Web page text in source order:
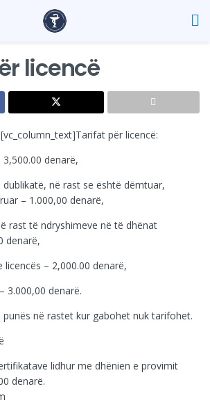
licencë
për licencë:
denarë,
dublikatë, në rast se është dëmtuar,
– 1.000,00 denarë,
rast të ndryshimeve në të dhënat
denarë,
licencës – 2,000.00 denarë,
3.000,00 denarë.
punës në rastet kur gabohet nuk tarifohet.
lidhur me dhënien e provimit
denarë.